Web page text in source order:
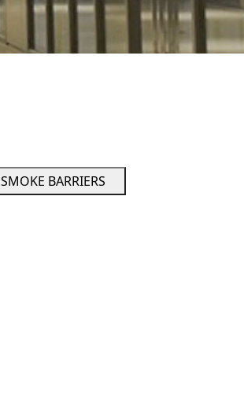
SMOKE BARRIERS